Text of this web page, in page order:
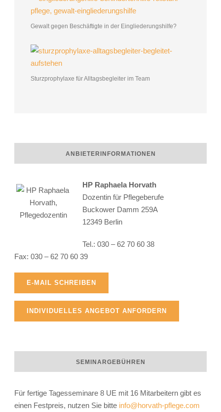
Gewalt gegen Beschäftigte in der Eingliederungshilfe?
Sturzprophylaxe für Alltagsbegleiter im Team
ANBIETERINFORMATIONEN
HP Raphaela Horvath
Dozentin für Pflegeberufe
Buckower Damm 259A
12349 Berlin
Tel.: 030 – 62 70 60 38
Fax: 030 – 62 70 60 39
E-MAIL SCHREIBEN
INDIVIDUELLES ANGEBOT ANFORDERN
SEMINARGEBÜHREN
Für fertige Tagesseminare 8 UE mit 16 Mitarbeitern gibt es
einen Festpreis, nutzen Sie bitte info@horvath-pflege.com